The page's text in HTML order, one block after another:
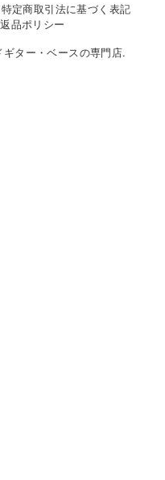
特定商取引法に基づく表記
品ポリシー
ター・ベースの専門店.